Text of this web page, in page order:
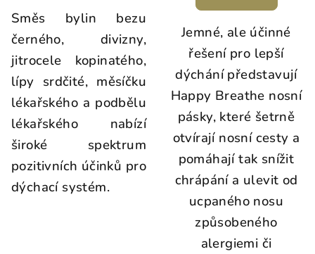
Směs bylin bezu
černého, divizny,
jitrocele kopinatého,
lípy srdčité, měsíčku
lékařského a podbělu
lékařského nabízí
široké spektrum
pozitivních účinků pro
dýchací systém.
Jemné, ale účinné
řešení pro lepší
dýchání představují
Happy Breathe nosní
pásky, které šetrně
otvírají nosní cesty a
pomáhají tak snížit
chrápání a ulevit od
ucpaného nosu
způsobeného
alergiemi či